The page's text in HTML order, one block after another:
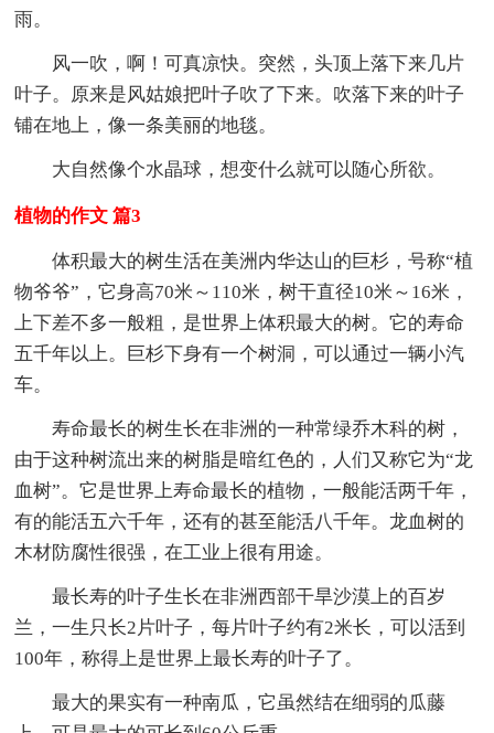
雨。
风一吹，啊！可真凉快。突然，头顶上落下来几片
叶子。原来是风姑娘把叶子吹了下来。吹落下来的叶子
铺在地上，像一条美丽的地毯。
大自然像个水晶球，想变什么就可以随心所欲。
植物的作文 篇3
体积最大的树生活在美洲内华达山的巨杉，号称“植
物爷爷”，它身高70米～110米，树干直径10米～16米，
上下差不多一般粗，是世界上体积最大的树。它的寿命
五千年以上。巨杉下身有一个树洞，可以通过一辆小汽
车。
寿命最长的树生长在非洲的一种常绿乔木科的树，
由于这种树流出来的树脂是暗红色的，人们又称它为“龙
血树”。它是世界上寿命最长的植物，一般能活两千年，
有的能活五六千年，还有的甚至能活八千年。龙血树的
木材防腐性很强，在工业上很有用途。
最长寿的叶子生长在非洲西部干旱沙漠上的百岁
兰，一生只长2片叶子，每片叶子约有2米长，可以活到
100年，称得上是世界上最长寿的叶子了。
最大的果实有一种南瓜，它虽然结在细弱的瓜藤